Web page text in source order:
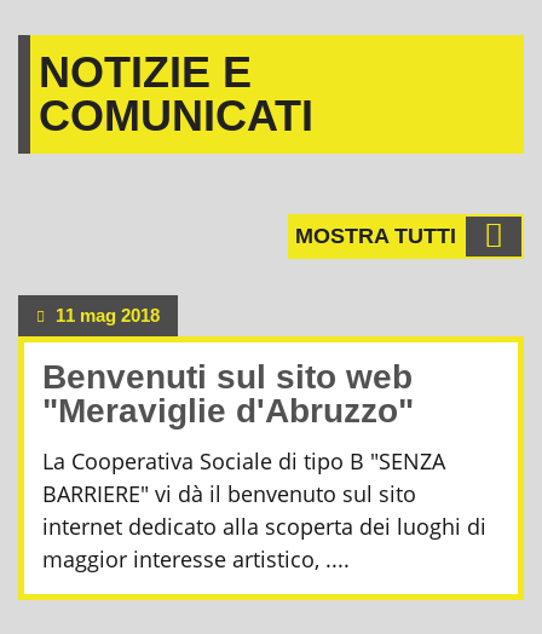
NOTIZIE E
COMUNICATI
MOSTRA TUTTI
11 mag 2018
Benvenuti sul sito web
"Meraviglie d'Abruzzo"
La Cooperativa Sociale di tipo B "SENZA
BARRIERE" vi dà il benvenuto sul sito
internet dedicato alla scoperta dei luoghi di
maggior interesse artistico, ....